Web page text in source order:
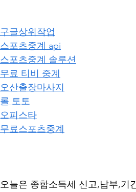
구글상위작업
스포츠중계 api
스포츠중계 솔루션
무료 티비 중계
오산출장마사지
롤 토토
오피스타
무료스포츠중계
오늘은 종합소득세 신고,납부,기